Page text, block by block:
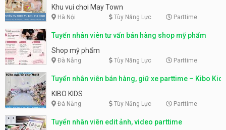
động
Khu vui chơi May Town
Hà Nội Tùy Năng Lực Parttime
Tuyển nhân viên tư vấn bán hàng shop mỹ phẩm
Shop mỹ phẩm
Đà Nẵng Tùy Năng Lực Parttime
Tuyển nhân viên bán hàng, giữ xe parttime – Kibo Kid
KIBO KIDS
Đà Nẵng Tùy Năng Lực Parttime
Tuyển nhân viên edit ảnh, video parttime